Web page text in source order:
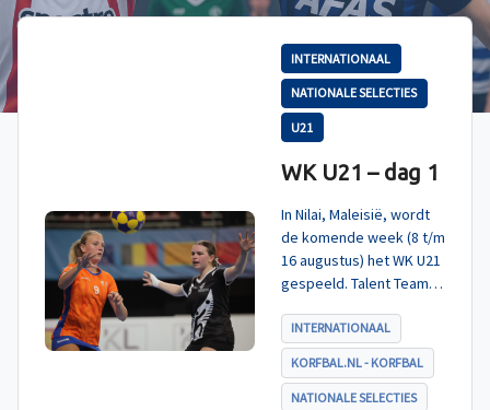
INTERNATIONAAL
NATIONALE SELECTIES
U21
WK U21 – dag 1
In Nilai, Maleisië, wordt
de komende week (8 t/m
16 augustus) het WK U21
gespeeld. Talent TeamNL
poule A, met Nieuw-
Zeeland, Hong Kong
China en India. De eerste
wedstrijd, tegen Nieuw-
INTERNATIONAAL
KORFBAL.NL - KORFBAL
NATIONALE SELECTIES